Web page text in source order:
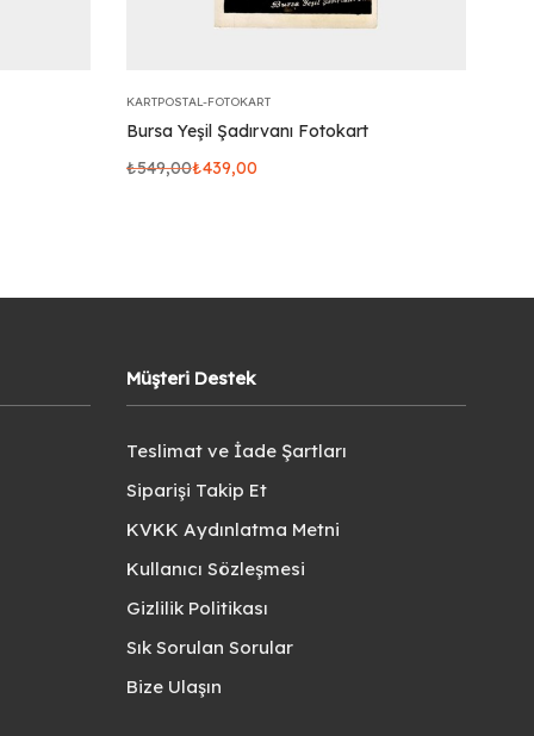
KARTPOSTAL-FOTOKART
Bursa Yeşil Şadırvanı Fotokart
₺549,00₺439,00
Müşteri Destek
Teslimat ve İade Şartları
Siparişi Takip Et
KVKK Aydınlatma Metni
Kullanıcı Sözleşmesi
Gizlilik Politikası
Sık Sorulan Sorular
Bize Ulaşın